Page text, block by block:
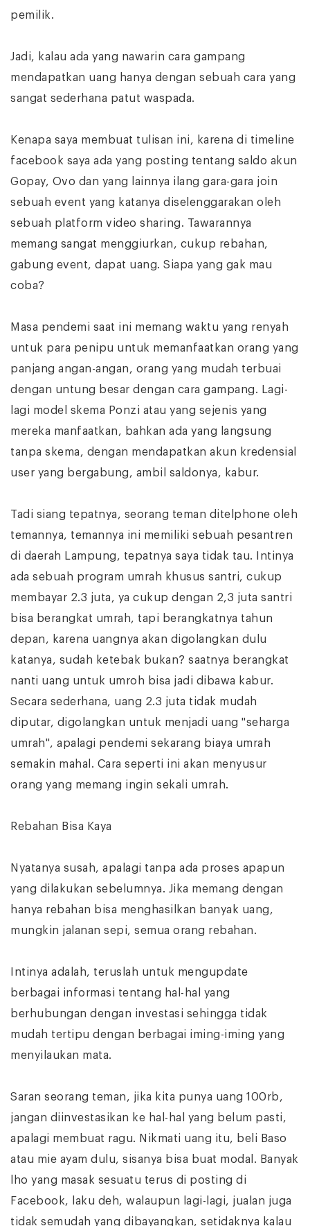
pemilik.
Jadi, kalau ada yang nawarin cara gampang
mendapatkan uang hanya dengan sebuah cara yang
sangat sederhana patut waspada.
Kenapa saya membuat tulisan ini, karena di timeline
facebook saya ada yang posting tentang saldo akun
Gopay, Ovo dan yang lainnya ilang gara-gara join
sebuah event yang katanya diselenggarakan oleh
sebuah platform video sharing. Tawarannya
memang sangat menggiurkan, cukup rebahan,
gabung event, dapat uang. Siapa yang gak mau
coba?
Masa pendemi saat ini memang waktu yang renyah
untuk para penipu untuk memanfaatkan orang yang
panjang angan-angan, orang yang mudah terbuai
dengan untung besar dengan cara gampang. Lagi-
lagi model skema Ponzi atau yang sejenis yang
mereka manfaatkan, bahkan ada yang langsung
tanpa skema, dengan mendapatkan akun kredensial
user yang bergabung, ambil saldonya, kabur.
Tadi siang tepatnya, seorang teman ditelphone oleh
temannya, temannya ini memiliki sebuah pesantren
di daerah Lampung, tepatnya saya tidak tau. Intinya
ada sebuah program umrah khusus santri, cukup
membayar 2.3 juta, ya cukup dengan 2,3 juta santri
bisa berangkat umrah, tapi berangkatnya tahun
depan, karena uangnya akan digolangkan dulu
katanya, sudah ketebak bukan? saatnya berangkat
nanti uang untuk umroh bisa jadi dibawa kabur.
Secara sederhana, uang 2.3 juta tidak mudah
diputar, digolangkan untuk menjadi uang "seharga
umrah", apalagi pendemi sekarang biaya umrah
semakin mahal. Cara seperti ini akan menyusur
orang yang memang ingin sekali umrah.
Rebahan Bisa Kaya
Nyatanya susah, apalagi tanpa ada proses apapun
yang dilakukan sebelumnya. Jika memang dengan
hanya rebahan bisa menghasilkan banyak uang,
mungkin jalanan sepi, semua orang rebahan.
Intinya adalah, teruslah untuk mengupdate
berbagai informasi tentang hal-hal yang
berhubungan dengan investasi sehingga tidak
mudah tertipu dengan berbagai iming-iming yang
menyilaukan mata.
Saran seorang teman, jika kita punya uang 100rb,
jangan diinvestasikan ke hal-hal yang belum pasti,
apalagi membuat ragu. Nikmati uang itu, beli Baso
atau mie ayam dulu, sisanya bisa buat modal. Banyak
lho yang masak sesuatu terus di posting di
Facebook, laku deh, walaupun lagi-lagi, jualan juga
tidak semudah yang dibayangkan, setidaknya kalau